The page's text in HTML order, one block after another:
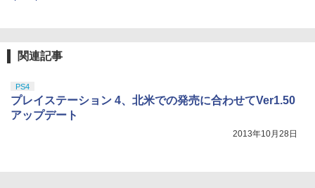
関連記事
PS4
プレイステーション 4、北米での発売に合わせてVer1.50
アップデート
2013年10月28日